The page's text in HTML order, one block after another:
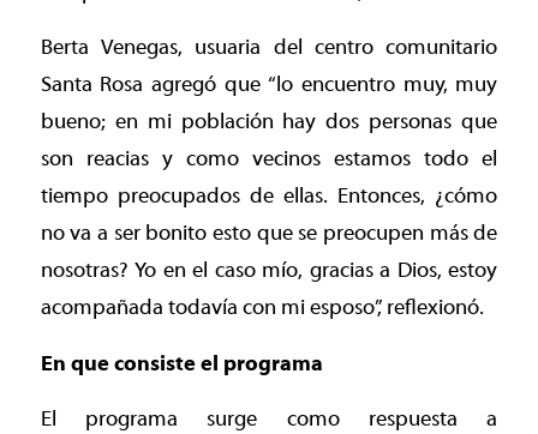
Berta Venegas, usuaria del centro comunitario
Santa Rosa agregó que “lo encuentro muy, muy
bueno; en mi población hay dos personas que
son reacias y como vecinos estamos todo el
tiempo preocupados de ellas. Entonces, ¿cómo
no va a ser bonito esto que se preocupen más de
nosotras? Yo en el caso mío, gracias a Dios, estoy
acompañada todavía con mi esposo”, reflexionó.
En que consiste el programa
El programa surge como respuesta a